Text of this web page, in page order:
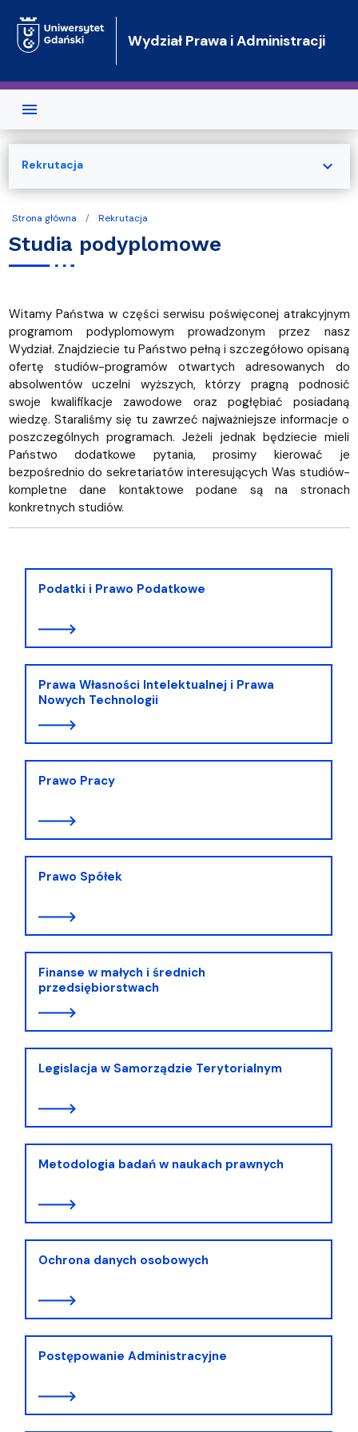
Wydział Prawa i Administracji
Strona główna Rekrutacja
Studia podyplomowe
Witamy Państwa w części serwisu poświęconej atrakcyjnym
programom podyplomowym prowadzonym przez nasz
Wydział. Znajdziecie tu Państwo pełną i szczegółowo opisaną
ofertę studiów-programów otwartych adresowanych do
absolwentów uczelni wyższych, którzy pragną podnosić
swoje kwalifikacje zawodowe oraz pogłębiać posiadaną
wiedzę. Staraliśmy się tu zawrzeć najważniejsze informacje o
poszczególnych programach. Jeżeli jednak będziecie mieli
Państwo dodatkowe pytania, prosimy kierować je
bezpośrednio do sekretariatów interesujących Was studiów-
kompletne dane kontaktowe podane są na stronach
konkretnych studiów.
Podatki i Prawo Podatkowe
Prawa Własności Intelektualnej i Prawa
Nowych Technologii
Prawo Pracy
Prawo Spółek
Finanse w małych i średnich
przedsiębiorstwach
Legislacja w Samorządzie Terytorialnym
Metodologia badań w naukach prawnych
Ochrona danych osobowych
Postępowanie Administracyjne
Rekrutacja expand_more